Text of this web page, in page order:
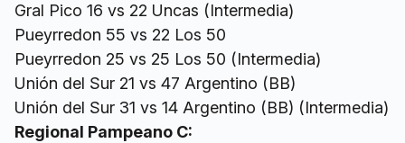
Gral Pico 16 vs 22 Uncas (Intermedia)
Pueyrredon 55 vs 22 Los 50
Pueyrredon 25 vs 25 Los 50 (Intermedia)
Unión del Sur 21 vs 47 Argentino (BB)
Unión del Sur 31 vs 14 Argentino (BB) (Intermedia)
Regional Pampeano C: